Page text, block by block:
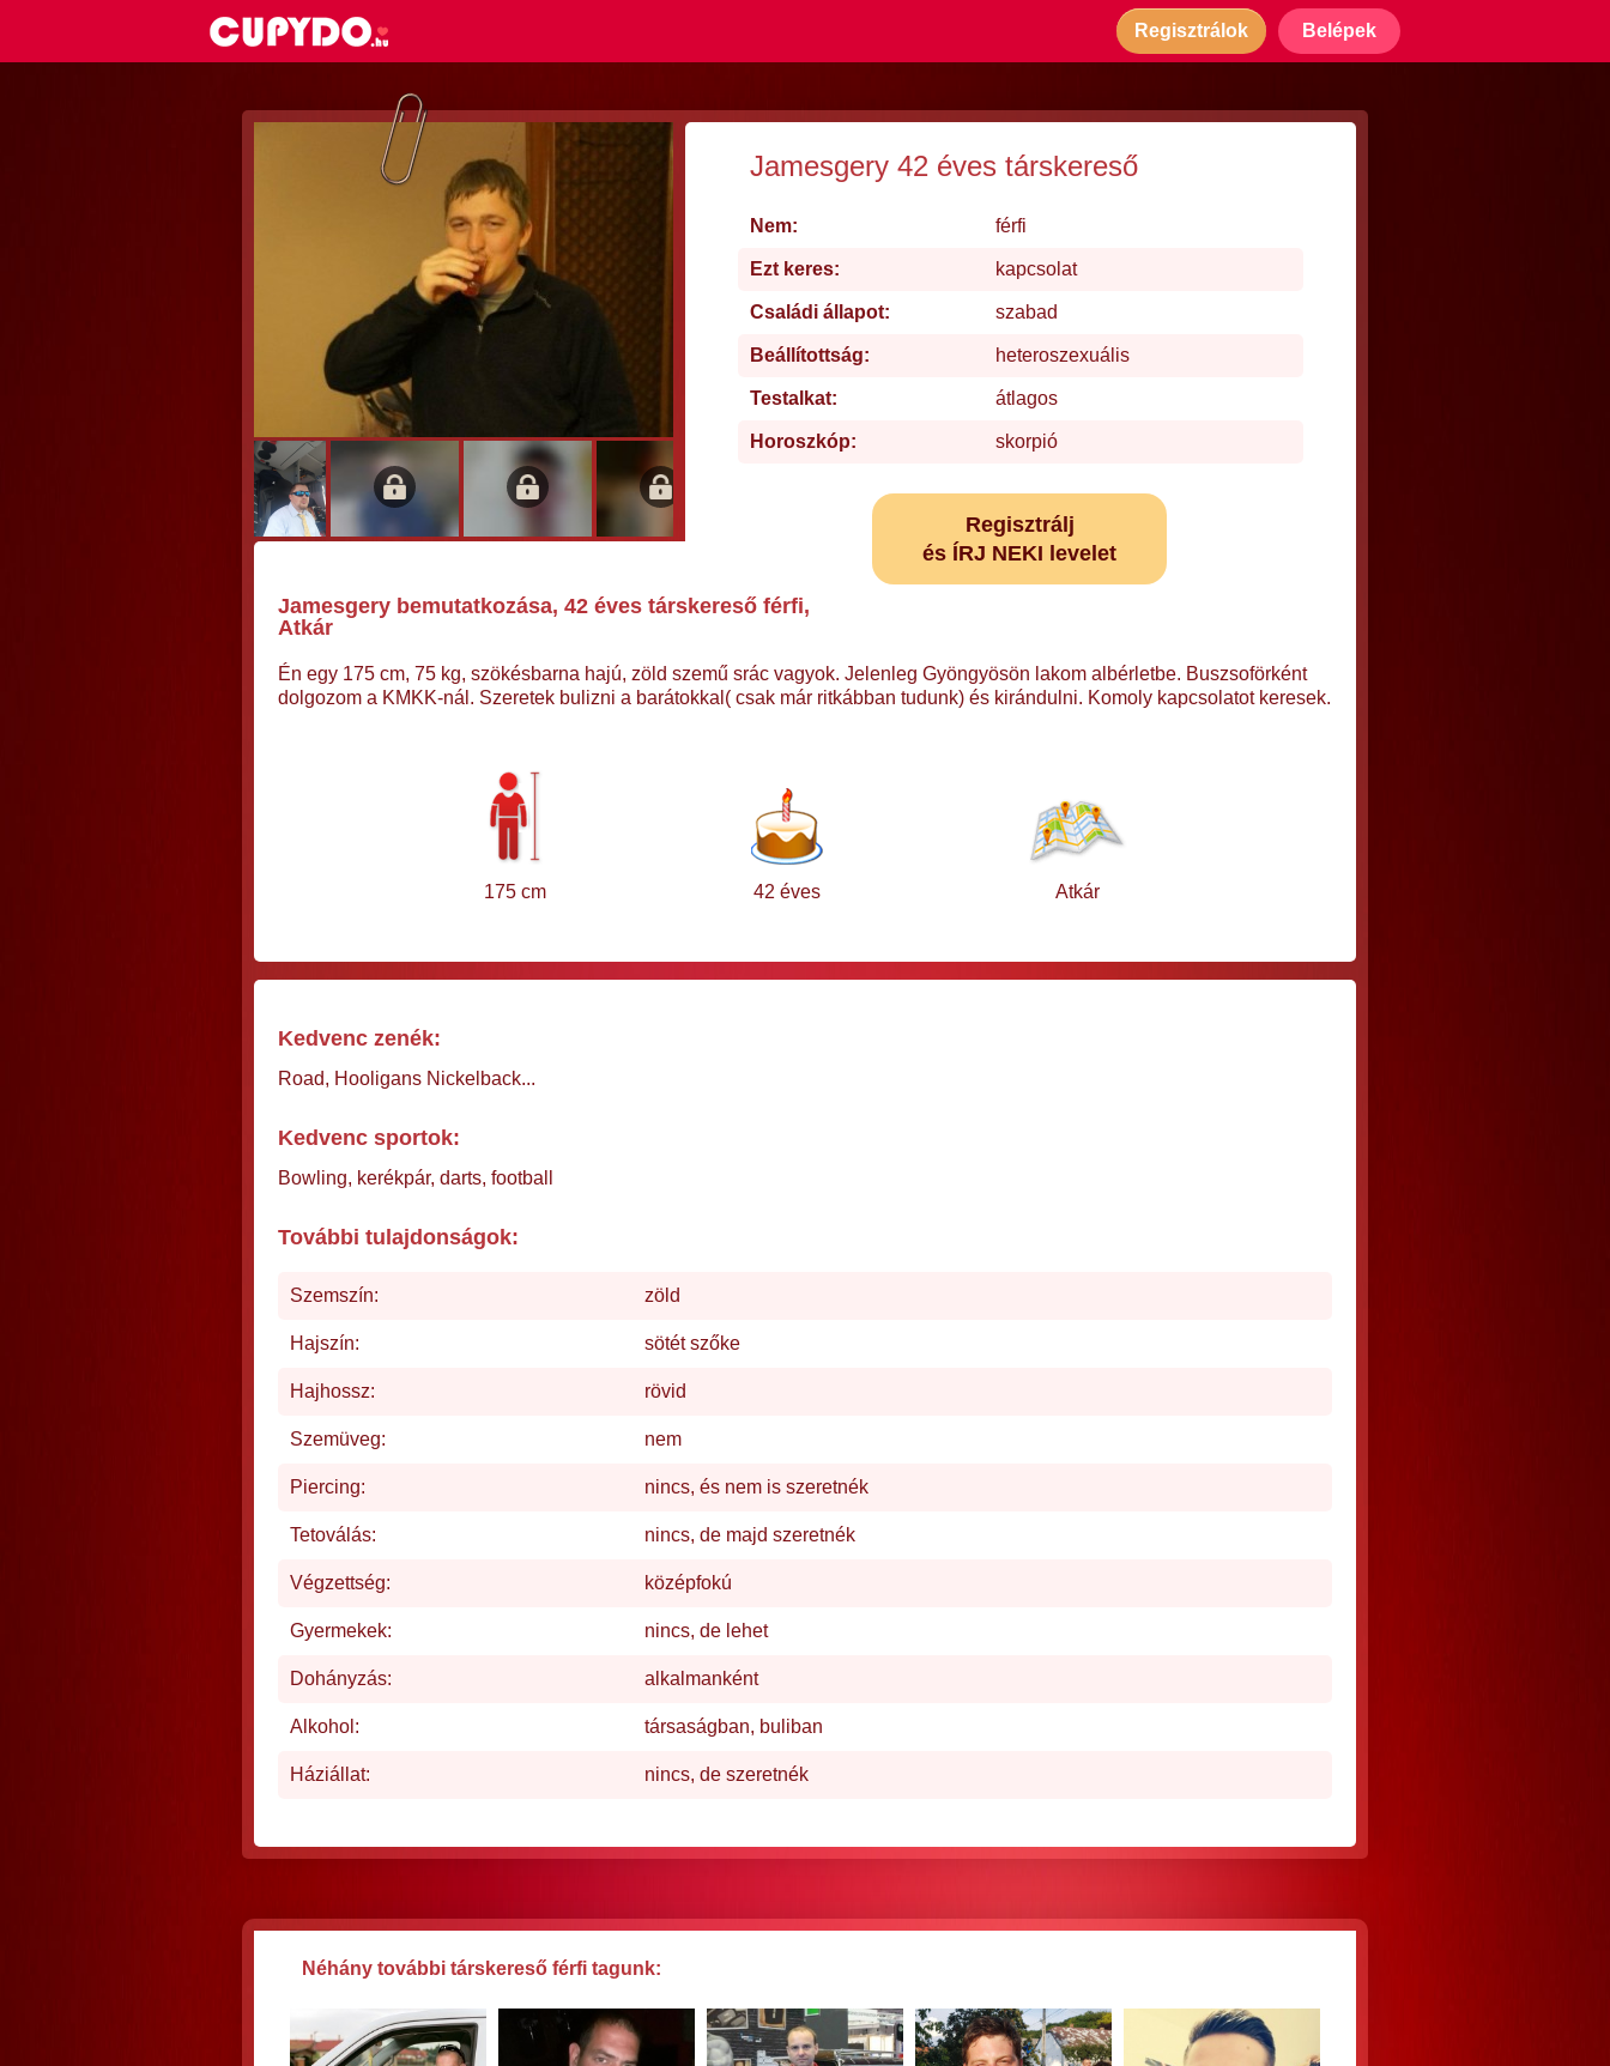
Regisztrálok Belépek
Jamesgery 42 éves társkereső
Nem: férfi
Ezt keres: kapcsolat
Családi állapot: szabad
Beállítottság: heteroszexuális
Testalkat: átlagos
Horoszkóp: skorpió
Regisztrálj
és ÍRJ NEKI levelet
Jamesgery bemutatkozása, 42 éves társkereső férfi,
Atkár
Én egy 175 cm, 75 kg, szökésbarna hajú, zöld szemű srác vagyok. Jelenleg Gyöngyösön lakom albérletbe. Buszsoförként
dolgozom a KMKK-nál. Szeretek bulizni a barátokkal( csak már ritkábban tudunk) és kirándulni. Komoly kapcsolatot keresek.
175 cm 42 éves Atkár
Kedvenc zenék:
Road, Hooligans Nickelback...
Kedvenc sportok:
Bowling, kerékpár, darts, football
További tulajdonságok:
Szemszín: zöld
Hajszín: sötét szőke
Hajhossz: rövid
Szemüveg: nem
Piercing: nincs, és nem is szeretnék
Tetoválás: nincs, de majd szeretnék
Végzettség: középfokú
Gyermekek: nincs, de lehet
Dohányzás: alkalmanként
Alkohol: társaságban, buliban
Háziállat: nincs, de szeretnék
Néhány további társkereső férfi tagunk: